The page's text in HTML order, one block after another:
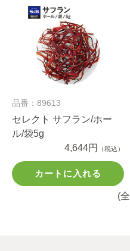
品番：89613
セレクト サフラン/ホー
ル/袋5g
4,644円
（税込）
カートに入れる
(全